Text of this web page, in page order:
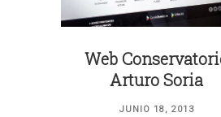
Web
Arturo Soria
JUNIO 18, 2013